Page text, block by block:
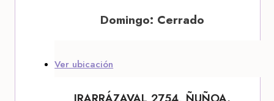
Domingo: Cerrado
Ver ubicación